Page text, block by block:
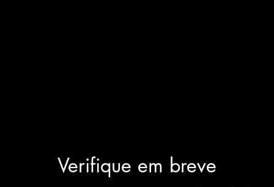
Verifique em breve